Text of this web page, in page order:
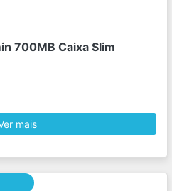
700MB Caixa Slim
mais